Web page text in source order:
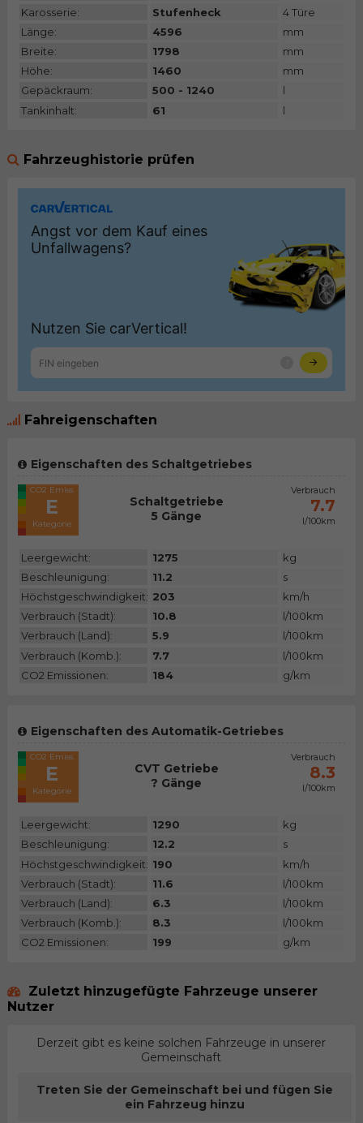
Karosserie:
Stufenheck
4 Türe
Länge:
4596
mm
Breite:
1798
mm
Höhe:
1460
mm
Gepäckraum:
500 - 1240
l
Tankinhalt:
61 l
Fahrzeughistorie prüfen
Fahreigenschaften
Eigenschaften des Schaltgetriebes
CO2 Emiss.
E
Kategorie
Schaltgetriebe
5 Gänge
Verbrauch
7.7
l/100km
Leergewicht: 1275
kg
Beschleunigung:
11.2
s
Höchstgeschwindigkeit: 203
km/h
Verbrauch (Stadt):
10.8
l/100km
Verbrauch (Land):
5.9
l/100km
Verbrauch (Komb.):
7.7
l/100km
CO2 Emissionen:
184 g/km
Eigenschaften des Automatik-Getriebes
CO2 Emiss.
E
Kategorie
CVT Getriebe
? Gänge
Verbrauch
8.3
l/100km
Leergewicht: 1290
kg
Beschleunigung:
12.2
s
Höchstgeschwindigkeit: 190
km/h
Verbrauch (Stadt):
11.6
l/100km
Verbrauch (Land):
6.3
l/100km
Verbrauch (Komb.):
8.3
l/100km
CO2 Emissionen:
199 g/km
Zuletzt hinzugefügte Fahrzeuge unserer
Nutzer
Derzeit gibt es keine solchen Fahrzeuge in unserer
Gemeinschaft
Treten Sie der Gemeinschaft bei und fügen Sie
ein Fahrzeug hinzu